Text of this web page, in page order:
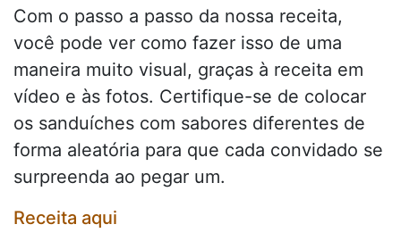
Com o passo a passo da nossa receita,
você pode ver como fazer isso de uma
maneira muito visual, graças à receita em
vídeo e às fotos. Certifique-se de colocar
os sanduíches com sabores diferentes de
forma aleatória para que cada convidado se
surpreenda ao pegar um.
Receita aqui